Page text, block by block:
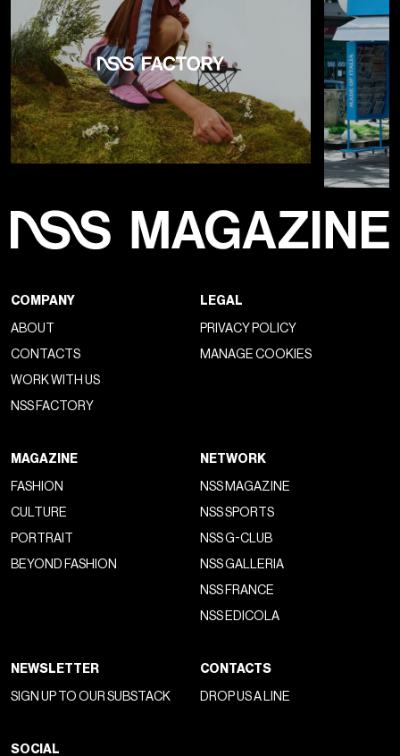
COMPANY
ABOUT
CONTACTS
WORK WITH US
NSS FACTORY
LEGAL
PRIVACY POLICY
MANAGE COOKIES
MAGAZINE
FASHION
CULTURE
PORTRAIT
BEYOND FASHION
NETWORK
NSS MAGAZINE
NSS SPORTS
NSS G-CLUB
NSS GALLERIA
NSS FRANCE
NSS EDICOLA
NEWSLETTER
SIGN UP TO OUR SUBSTACK
CONTACTS
DROP US A LINE
SOCIAL